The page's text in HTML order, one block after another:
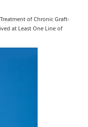
of Chronic Graft-
at Least One Line of